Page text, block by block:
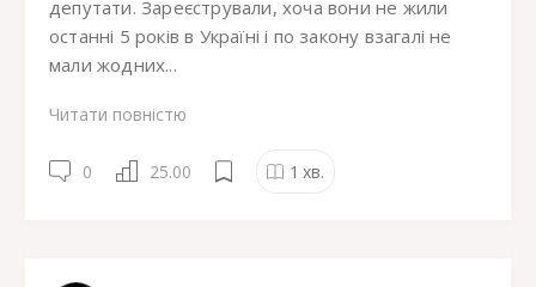
депутати. Зареєстрували, хоча вони не жили
останні 5 років в Україні і по закону взагалі не
мали жодних...
Читати повністю
0 25.00 1 хв.